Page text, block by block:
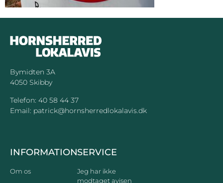
Bymidten 3A
4050 Skibby
Telefon: 40 58 44 37
Email: patrick@hornsherredlokalavis.dk
INFORMATION
Om os
SERVICE
Jeg har ikke
modtaget avisen